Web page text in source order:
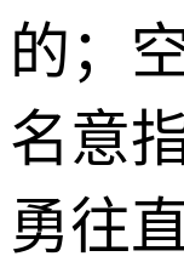
的；
名意
勇往